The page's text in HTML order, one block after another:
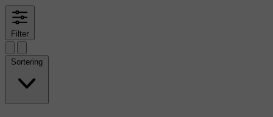
Filter
Sortering